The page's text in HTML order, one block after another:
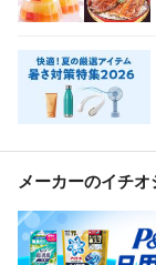
メーカーのイチオ